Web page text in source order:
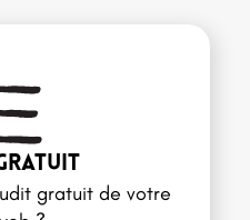
gratuit de votre